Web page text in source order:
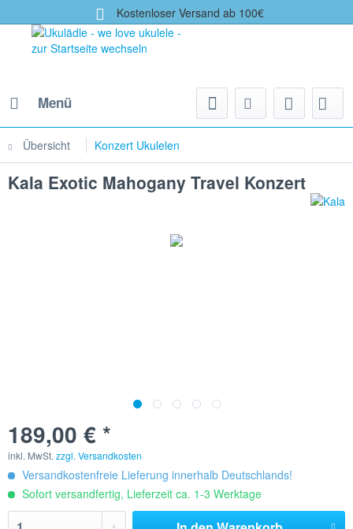
Kostenloser Versand ab 100€
Menü
Übersicht Konzert Ukulelen
Kala Exotic Mahogany Travel Konzert
189,00 € *
inkl. MwSt. zzgl. Versandkosten
Versandkostenfreie Lieferung innerhalb Deutschlands!
Sofort versandfertig, Lieferzeit ca. 1-3 Werktage